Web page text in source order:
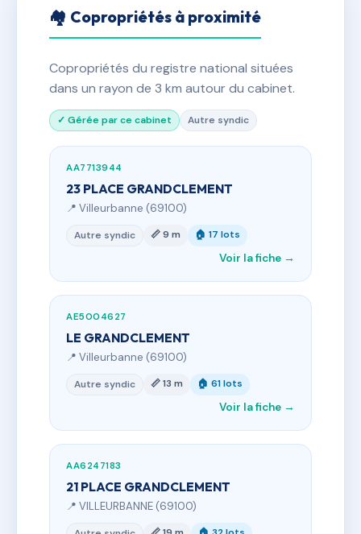
🏘 Copropriétés à proximité
Copropriétés du registre national situées
dans un rayon de 3 km autour du cabinet.
✓ Gérée par ce cabinet Autre syndic
AA7713944
23 PLACE GRANDCLEMENT
📍 Villeurbanne (69100)
Autre syndic 📏 9 m 🏠 17 lots
Voir la fiche →
AE5004627
LE GRANDCLEMENT
📍 Villeurbanne (69100)
Autre syndic 📏 13 m 🏠 61 lots
Voir la fiche →
AA6247183
21 PLACE GRANDCLEMENT
📍 VILLEURBANNE (69100)